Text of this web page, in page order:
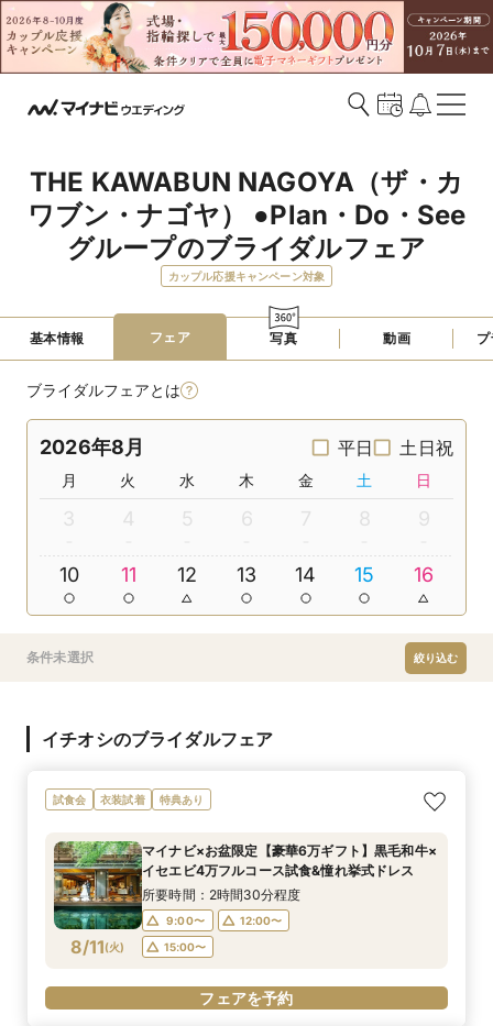
THE KAWABUN NAGOYA（ザ・カ
ワブン・ナゴヤ） ●Plan・Do・See
グループのブライダルフェア
カップル応援キャンペーン対象
基本情報 フェア 写真 動画
ブライダルフェアとは
2026年8月 平日 土日祝
月 火 水 木 金 土 日
3 4 5 6 7 8 9
10 11 12 13 14 15 16
条件未選択 絞り込む
イチオシのブライダルフェア
試食会 衣装試着 特典あり
8/11(火)
マイナビ×お盆限定【豪華6万ギフト】黒毛和牛×
イセエビ4万フルコース試食&憧れ挙式ドレス
所要時間：2時間30分程度
9:00〜
12:00〜
15:00〜
フェアを予約